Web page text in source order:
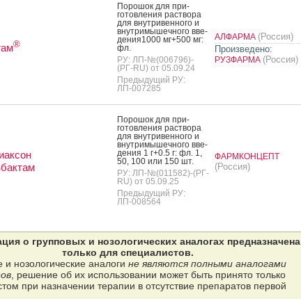
®
По­рошок для при­
готов­ле­ния рас­тво­ра
для внут­ри­вен­но­го и
внут­ри­мышеч­но­го вве­
дения1000 мг+500 мг:
фл.
РУ: ЛП-№(006796)-
(РГ-RU) от 05.09.24
Предыдущий РУ:
ЛП-007285
АЛФАРМА (Россия)
Произведено:
РУЗФАРМА (Россия)
По­рошок для при­
готов­ле­ния рас­тво­ра
для внут­ри­вен­но­го и
внут­ри­мышеч­но­го вве­
дения 1 г+0.5 г: фл. 1,
50, 100 или 150 шт.
РУ: ЛП-№(011582)-(РГ-
RU) от 05.09.25
Предыдущий РУ:
ЛП-008564
ФАРМКОНЦЕПТ
(Россия)
о групповых и нозологических аналогах предназначена
только для специалистов.
и нозологические аналоги не являются полными аналогами
, решение об их использовании может быть принято только
при назначении терапии в отсутствие препаратов первой